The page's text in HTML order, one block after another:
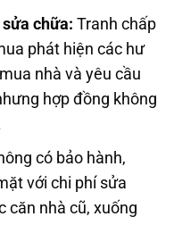
chữa: Tranh chấp
phát hiện các hư
nhà và yêu cầu
hợp đồng không
có bảo hành,
với chi phí sửa
căn nhà cũ, xuống